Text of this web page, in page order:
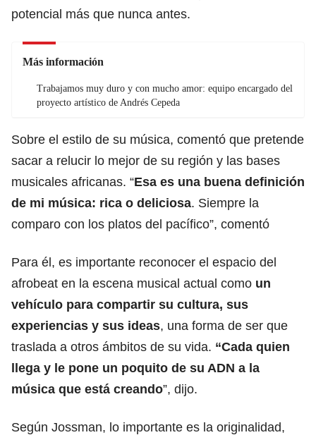
potencial más que nunca antes.
Más información
Trabajamos muy duro y con mucho amor: equipo encargado del
proyecto artístico de Andrés Cepeda
Sobre el estilo de su música, comentó que pretende
sacar a relucir lo mejor de su región y las bases
musicales africanas. “Esa es una buena definición
de mi música: rica o deliciosa. Siempre la
comparo con los platos del pacífico”, comentó
Para él, es importante reconocer el espacio del
afrobeat en la escena musical actual como un
vehículo para compartir su cultura, sus
experiencias y sus ideas, una forma de ser que
traslada a otros ámbitos de su vida. “Cada quien
llega y le pone un poquito de su ADN a la
música que está creando”, dijo.
Según Jossman, lo importante es la originalidad,